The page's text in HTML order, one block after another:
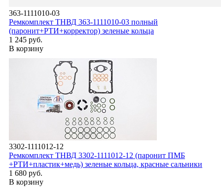
363-1111010-03
Ремкомплект ТНВД 363-1111010-03 полный
(паронит+РТИ+корректор) зеленые кольца
1 245 руб.
В корзину
3302-1111012-12
Ремкомплект ТНВД 3302-1111012-12 (паронит ПМБ
+РТИ+пластик+медь) зеленые кольца, красные сальники
1 680 руб.
В корзину